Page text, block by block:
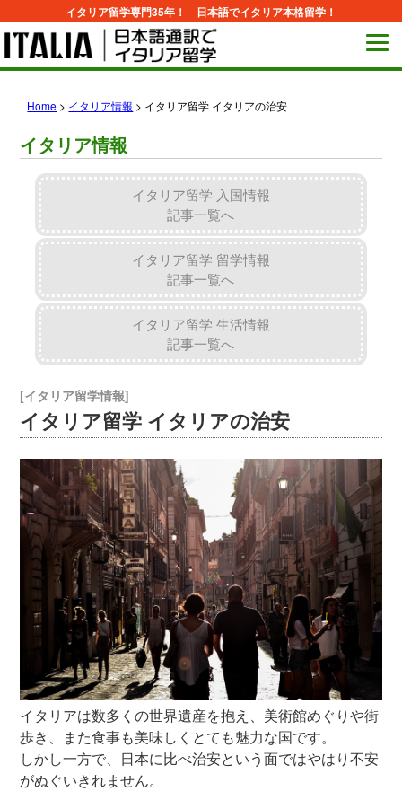
イタリア留学専門35年！ 日本語でイタリア本格留学！
Home > イタリア情報 > イタリア留学 イタリアの治安
イタリア情報
イタリア留学 入国情報
記事一覧へ
イタリア留学 留学情報
記事一覧へ
イタリア留学 生活情報
記事一覧へ
[イタリア留学情報]
イタリア留学 イタリアの治安
イタリアは数多くの世界遺産を抱え、美術館めぐりや街
歩き、また食事も美味しくとても魅力な国です。
しかし一方で、日本に比べ治安という面ではやはり不安
がぬぐいきれません。